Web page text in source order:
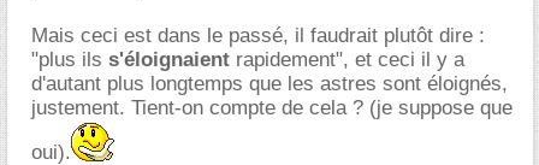
Mais ceci est dans le passé, il faudrait plutôt dire :
"plus ils s'éloignaient rapidement", et ceci il y a
d'autant plus longtemps que les astres sont éloignés,
justement. Tient-on compte de cela ? (je suppose que
oui).